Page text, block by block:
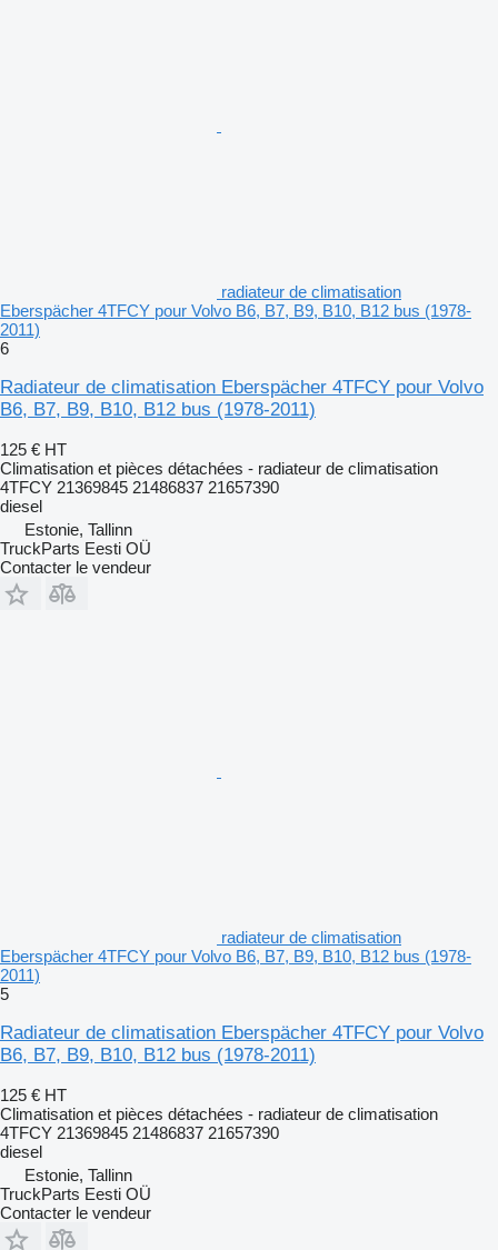
radiateur de climatisation
Eberspächer 4TFCY pour Volvo B6, B7, B9, B10, B12 bus (1978-
2011)
6
Radiateur de climatisation Eberspächer 4TFCY pour Volvo
B6, B7, B9, B10, B12 bus (1978-2011)
125 € HT
Climatisation et pièces détachées - radiateur de climatisation
4TFCY 21369845 21486837 21657390
diesel
Estonie, Tallinn
TruckParts Eesti OÜ
Contacter le vendeur
radiateur de climatisation
Eberspächer 4TFCY pour Volvo B6, B7, B9, B10, B12 bus (1978-
2011)
5
Radiateur de climatisation Eberspächer 4TFCY pour Volvo
B6, B7, B9, B10, B12 bus (1978-2011)
125 € HT
Climatisation et pièces détachées - radiateur de climatisation
4TFCY 21369845 21486837 21657390
diesel
Estonie, Tallinn
TruckParts Eesti OÜ
Contacter le vendeur